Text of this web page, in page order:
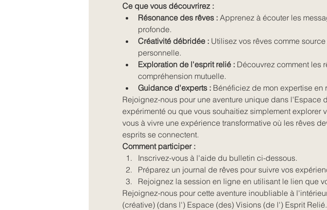
Ce que vous découvrirez :
Résonance des rêves : Apprenez à écouter les
profonde.
Créativité débridée : Utilisez vos rêves comme
personnelle.
Exploration de l'esprit relié : Découvrez comment les
compréhension mutuelle.
Guidance d'experts : Bénéficiez de mon expertise en
Rejoignez-nous pour une aventure unique dans l'Espace
expérimenté ou que vous souhaitiez simplement explorer
vous à vivre une expérience transformative où les rêves
esprits se connectent.
Comment participer :
Inscrivez-vous à l'aide du bulletin ci-dessous.
Préparez un journal de rêves pour suivre vos
Rejoignez la session en ligne en utilisant le lien que
Rejoignez-nous pour cette aventure inoubliable à
(créative) (dans l') Espace (des) Visions (de l') Esprit